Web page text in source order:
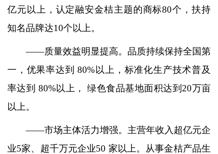
亿元以上，认定融安金桔主题的商标80个，扶持
知名品牌达10个以上。
——质量效益明显提高。品质持续保持全国第
一，优果率达到 80%以上，标准化生产技术普及
率达到 80%以上， 绿色食品基地面积达到20万亩
以上。
——市场主体活力增强。主营年收入超亿元企
业5家、超千万元企业50 家以上。从事金桔产品生